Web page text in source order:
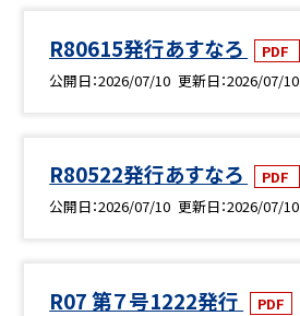
R80615発行あすなろ PDF
公開日 2026/07/10 更新日 2026/07/10
R80522発行あすなろ PDF
公開日 2026/07/10 更新日 2026/07/10
R07 第７号1222発行
PDF